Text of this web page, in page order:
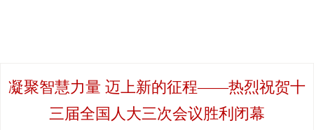
凝聚智慧力量 迈上新的征程——热烈祝贺十
三届全国人大三次会议胜利闭幕